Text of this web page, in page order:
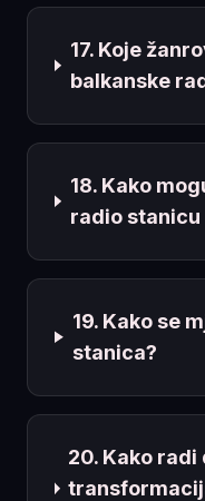
17. Koje
balkanske
18. Kako
radio stanicu
19. Kako se
stanica?
20. Kako